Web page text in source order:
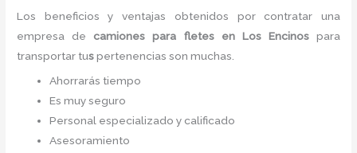
Los beneficios y ventajas obtenidos por contratar una
empresa de camiones para fletesen Los Encinos para
transportar tuspertenencias son muchas.
Ahorrarás tiempo
Es muy seguro
Personal especializado y calificado
Asesoramiento